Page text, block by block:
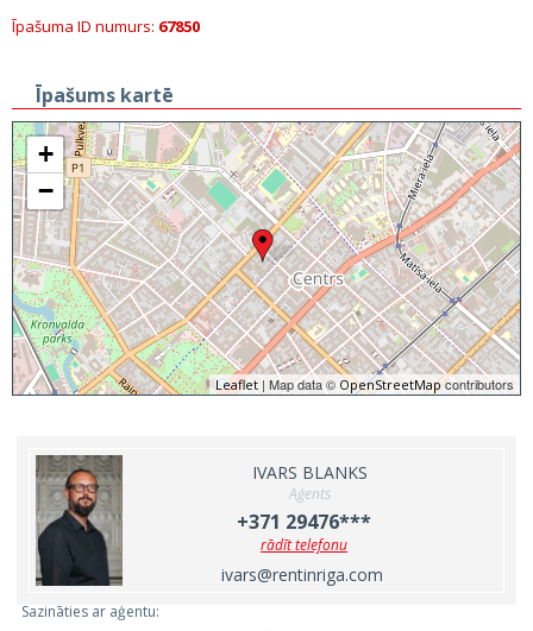
Īpašuma ID numurs: 67850
Īpašums kartē
+
−
Leaflet | Map data © OpenStreetMapcontributors
IVARS BLANKS
Aģents
+371 29476***
rādīt telefonu
ivars@rentinriga.com
Sazināties ar aģentu: